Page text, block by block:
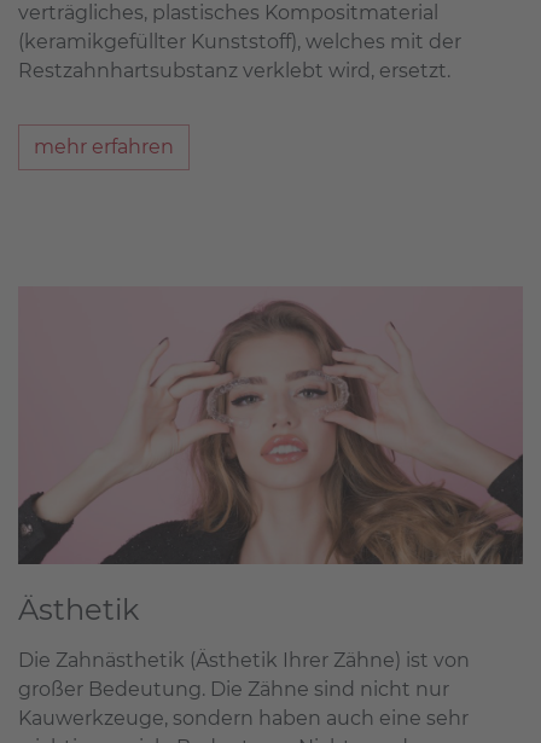
verträgliches, plastisches Kompositmaterial
(keramikgefüllter Kunststoff), welches mit der
Restzahnhartsubstanz verklebt wird, ersetzt.
mehr erfahren
Ästhetik
Die Zahnästhetik (Ästhetik Ihrer Zähne) ist von
großer Bedeutung. Die Zähne sind nicht nur
Kauwerkzeuge, sondern haben auch eine sehr